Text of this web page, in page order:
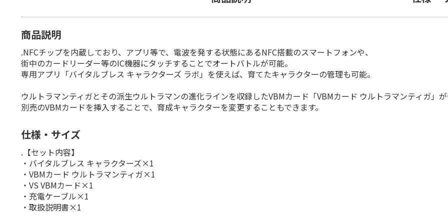
商品説明
.NFCチップを内蔵しており、アプリ等で、電波を発する状態にあるNFC搭載のスマートフォンや、
街中のカードリーダー等のIC機器にタッチすることでオートバトルが可能。
専用アプリ「バイタルブレス キャラクターズ ラボ」を使えば、育てたキャラクターの管理も可能。
ウルトラマンティガとその派生ウルトラマンの進化ラインを収録したVBMカード「VBMカード ウルトラマンティガ」
別売のVBMカードを挿入することで、育成キャラクターを変更することもできます。
仕様・サイズ
.【セット内容】
・バイタルブレス キャラクターズ×1
・VBMカード ウルトラマンティガ×1
・VS VBMカード×1
・充電ケーブル×1
・取扱説明書×1